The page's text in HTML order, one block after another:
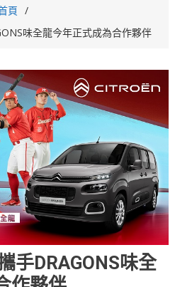
頁
味全龍今年正式成為合作夥伴
手DRAGONS味全